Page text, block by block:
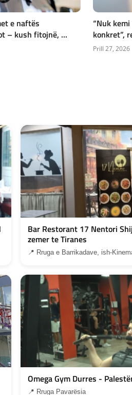
e naftës
– kush fitojnë, ...
“Nuk
konkret”,
Prill 27, 2026
Bar Restorant 17 Nentori
zemer te Tiranes
📍 Rruga e Barrikadave, ish-
Omega Gym Durres -
📍 Rruga Pavarësia